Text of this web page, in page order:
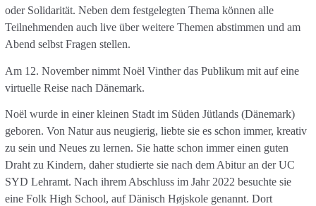
oder Solidarität. Neben dem festgelegten Thema können alle
Teilnehmenden auch live über weitere Themen abstimmen und am
Abend selbst Fragen stellen.
Am 12. November nimmt Noël Vinther das Publikum mit auf eine
virtuelle Reise nach Dänemark.
Noël wurde in einer kleinen Stadt im Süden Jütlands (Dänemark)
geboren. Von Natur aus neugierig, liebte sie es schon immer, kreativ
zu sein und Neues zu lernen. Sie hatte schon immer einen guten
Draht zu Kindern, daher studierte sie nach dem Abitur an der UC
SYD Lehramt. Nach ihrem Abschluss im Jahr 2022 besuchte sie
eine Folk High School, auf Dänisch Højskole genannt. Dort